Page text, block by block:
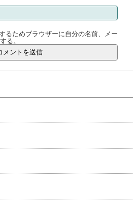
るためブラウザーに自分の名前、メー
る。